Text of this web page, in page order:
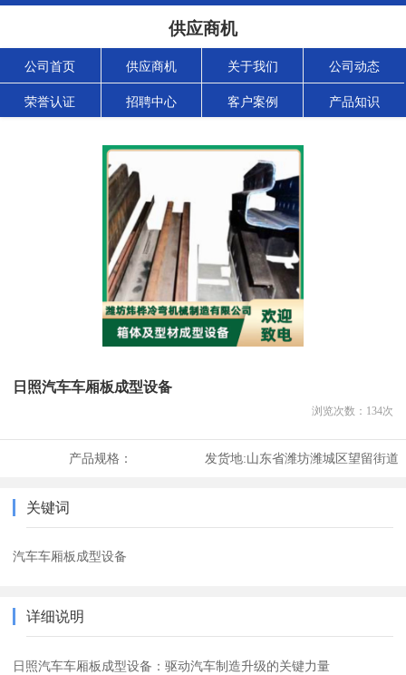
供应商机
公司首页 供应商机 关于我们 公司动态
荣誉认证 招聘中心 客户案例 产品知识
日照汽车车厢板成型设备
浏览次数： 134次
产品规格： 发货地:山东省潍坊潍城区望留街道
关键词
汽车车厢板成型设备
详细说明
日照汽车车厢板成型设备：驱动汽车制造升级的关键力量